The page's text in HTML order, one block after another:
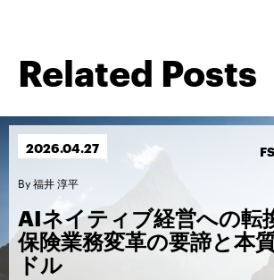
Related Posts
2026.04.27
By福井 淳平
AIネイティブ経営への転
保険業務変革の要諦と本
ドル